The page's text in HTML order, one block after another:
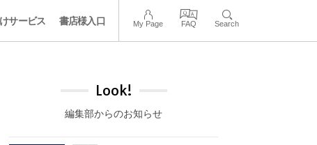
サービス 書店様入口 My Page FAQ Search
Look!
編集部からのお知らせ